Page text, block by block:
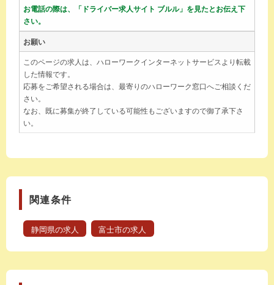
お電話の際は、「ドライバー求人サイト ブルル」を見たとお伝え下
さい。
お願い
このページの求人は、ハローワークインターネットサービスより転載
した情報です。
応募をご希望される場合は、最寄りのハローワーク窓口へご相談くだ
さい。
なお、既に募集が終了している可能性もございますので御了承下さ
い。
関連条件
静岡県の求人 富士市の求人